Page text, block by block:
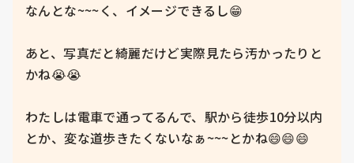
なんとな~~~く、イメージできるし😁
あと、写真だと綺麗だけど実際見たら汚かったりと
かね😭😭
わたしは電車で通ってるんで、駅から徒歩10分以内
とか、変な道歩きたくないなぁ~~~とかね😄😄😄